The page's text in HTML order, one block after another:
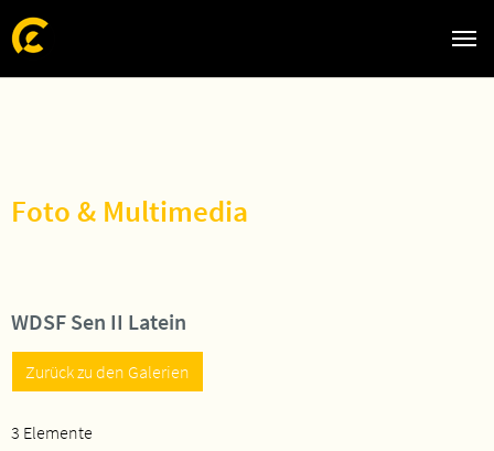
Zum Hauptinhalt springen
Skip to page footer
Foto & Multimedia
WDSF Sen II Latein
Zurück zu den Galerien
3 Elemente